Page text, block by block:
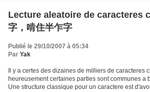
Lecture aleatoire de caracteres
字，啃住半乍字
Publié le 29/10/2007 à 05:34
Par Yak
Il y a certes des dizaines de milliers de caracteres
heureusement certaines parties sont communes a
Une structure classique pour un caractere est